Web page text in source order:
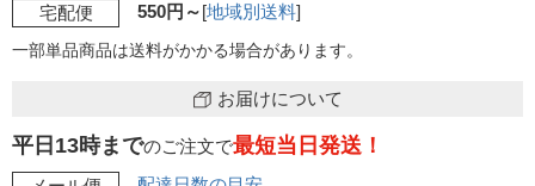
宅配便
550円～[地域別送料]
一部単品商品は送料がかかる場合があります。
お届けについて
平日13時までのご注文で最短当日発送！